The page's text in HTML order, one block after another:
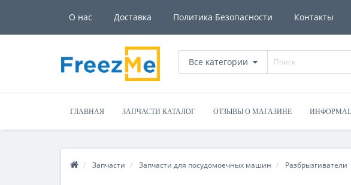
О нас Доставка Политика Безопасности Контакты
Все категории
ГЛАВНАЯ ЗАПЧАСТИ КАТАЛОГ ОТЗЫВЫ О МАГАЗИНЕ
Запчасти Запчасти для посудомоечных машин Разбрызгиватели